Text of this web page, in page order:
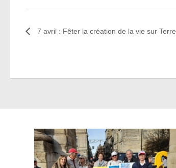
7 avril : Fêter la création de la vie sur Terre